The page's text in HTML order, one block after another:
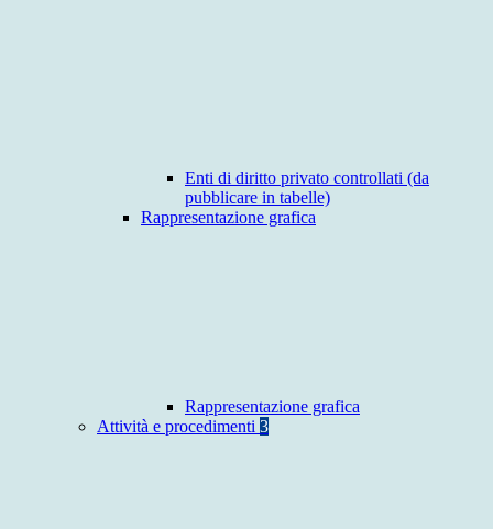
Enti di diritto privato controllati (da
pubblicare in tabelle)
Rappresentazione grafica
Rappresentazione grafica
Attività e procedimenti 3